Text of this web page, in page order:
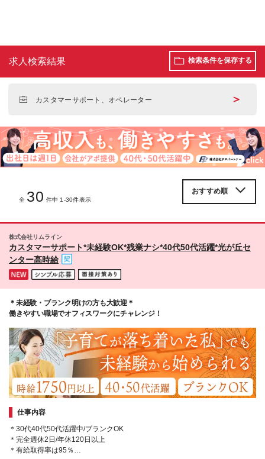
求人検索結果 検索条件を保存する
カスタマーサポート、オペレーター ＞
全 30 件中 1-30件表示
株式会社リムライン
カスタマーサポート*未経験OK*残業ナシ*40代50代活躍*光が丘セ
ンター高時給
＊未経験・ブランク明けの方も大歓迎＊
働きやすい職場でオフィスワークにチャレンジ！
仕事内容
＊30代40代50代活躍中/ブランクOK
＊完全週休2日/年休120日以上
＊有給取得率は95％